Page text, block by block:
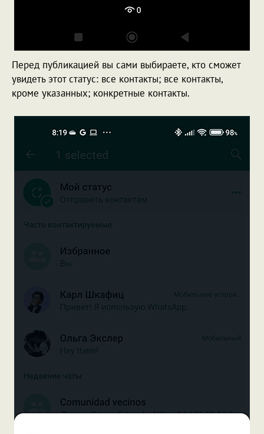
Перед публикацией вы сами выбираете, кто сможет
увидеть этот статус: все контакты; все контакты,
кроме указанных; конкретные контакты.